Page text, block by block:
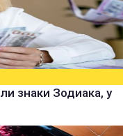
знаки Зодиака, у